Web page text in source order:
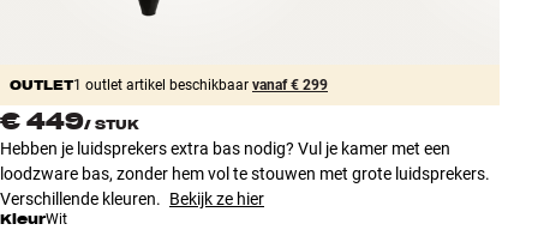
MERKEN
AANBIEDINGEN
Winkels
Klantenservice
OUTLET1 outlet artikel beschikbaar vanaf € 299
€ 449/ STUK
Hebben je luidsprekers extra bas nodig? Vul je kamer met een
loodzware bas, zonder hem vol te stouwen met grote luidsprekers.
Verschillende kleuren. Bekijk ze hier
KleurWit